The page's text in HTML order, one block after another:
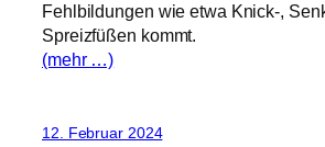
Fehlbildungen wie etwa Knick-,
Spreizfüßen kommt.
(mehr …)
12. Februar 2024